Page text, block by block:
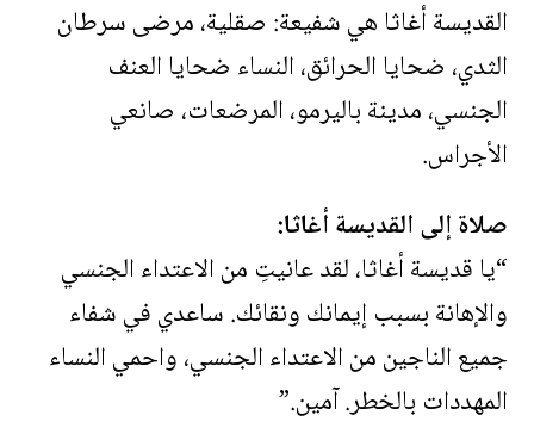
القديسة أغاثا هي شفيعة: صقلية، مرضى سرطان
الثدي، ضحايا الحرائق، النساء ضحايا العنف
الجنسي، مدينة باليرمو، المرضعات، صانعي
الأجراس.
صلاة إلى القديسة أغاثا:
“يا قديسة أغاثا، لقد عانيتِ من الاعتداء الجنسي
والإهانة بسبب إيمانك ونقائك. ساعدي في شفاء
جميع الناجين من الاعتداء الجنسي، واحمي النساء
المهددات بالخطر. آمين.”